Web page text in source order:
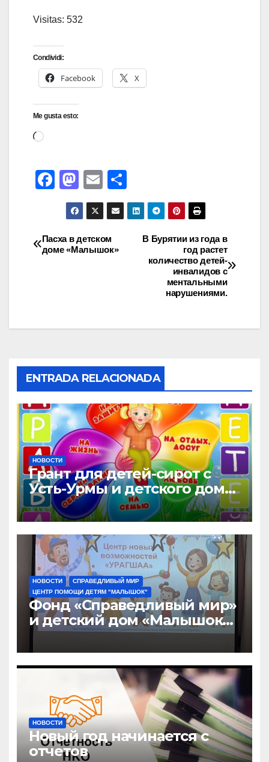
Visitas: 532
Condividi:
Facebook X
Me gusta esto:
F
e
b
M
a
st
o
d
E
m
ail
o
m
В Бурятии из года в
год растет
количество детей-
инвалидов с
ментальными
нарушениями.
Пасха в детском
доме «Малышок»
ENTRADA RELACIONADA
НОВОСТИ
Грант для детей-сирот с
Усть-Урмы и детского дома
«Малышок»
НОВОСТИ
СПРАВЕДЛИВЫЙ МИР
ЦЕНТР ПОМОЩИ ДЕТЯМ "МАЛЫШОК"
Фонд «Справедливый мир»
и детский дом «Малышок»
открыли центр новых
возможностей «УРАГШАА»
НОВОСТИ
Новый год начинается с
отчетов